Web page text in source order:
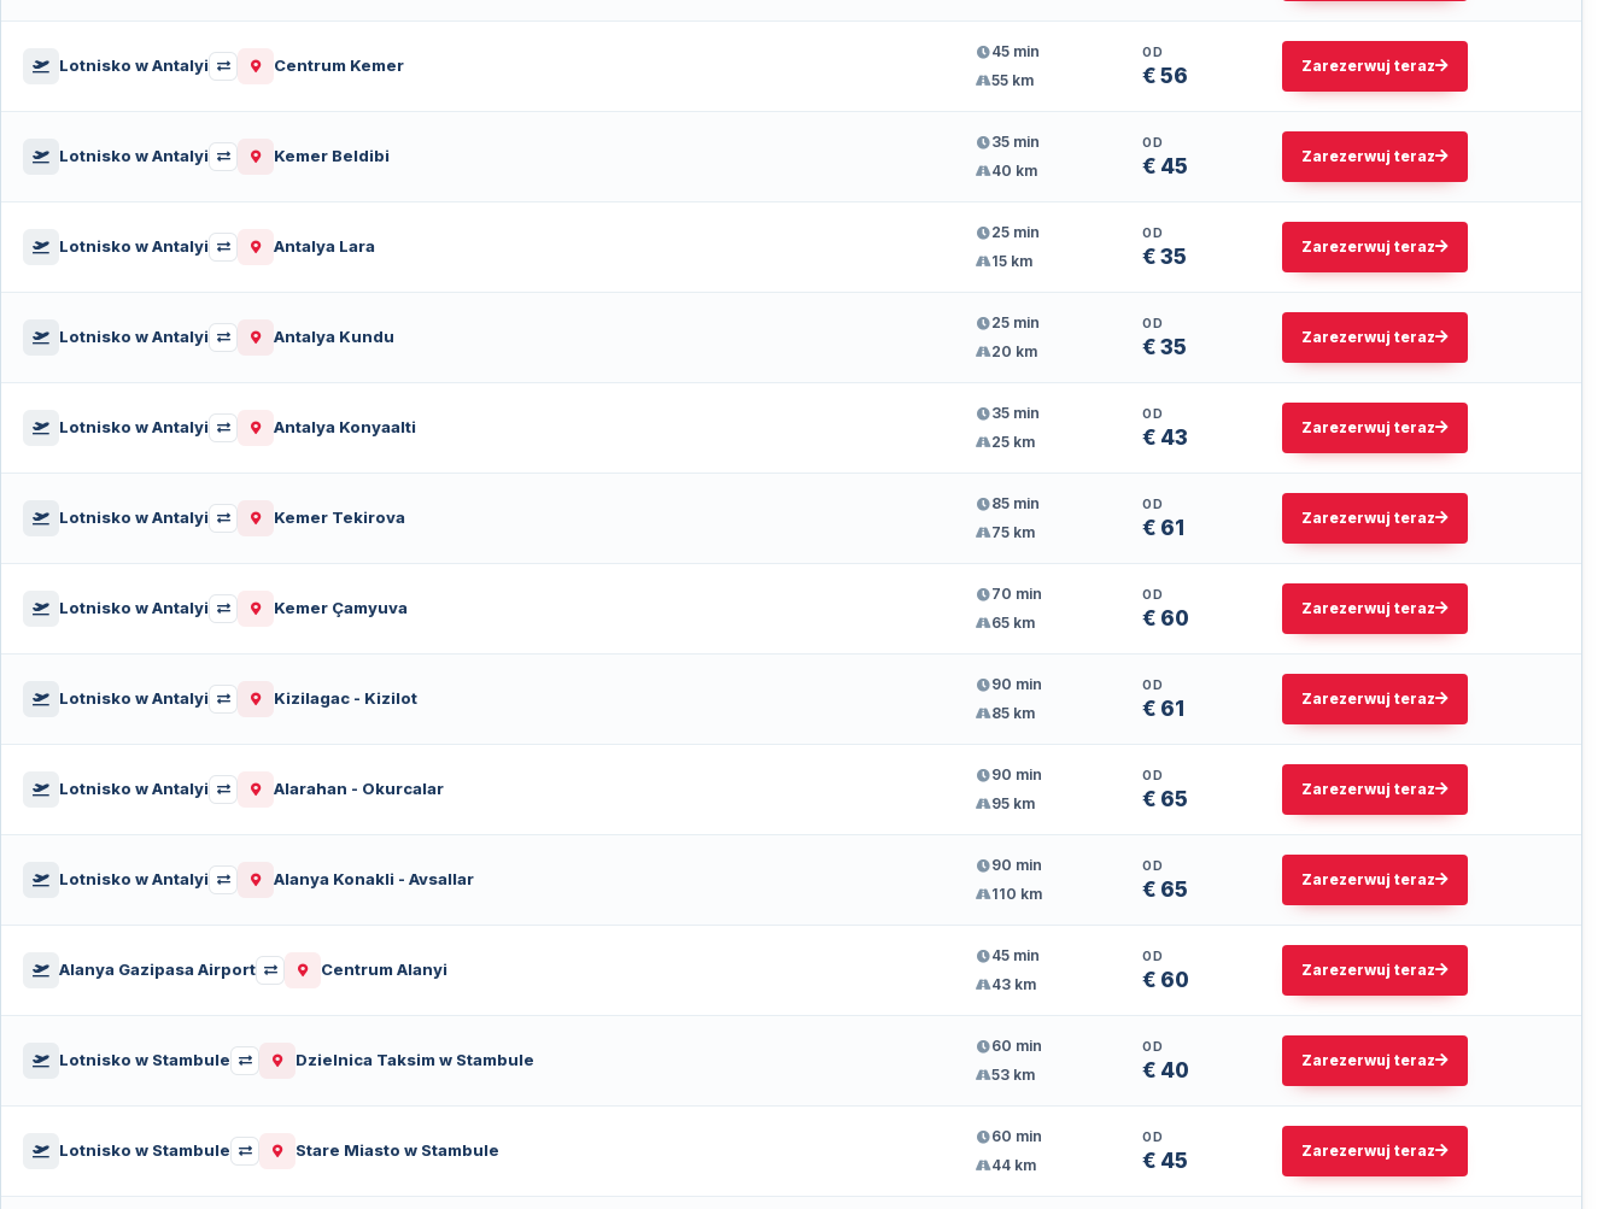
Lotnisko w Antalyi Centrum Kemer
45 min
55 km
OD
€ 56 Zarezerwuj teraz
Lotnisko w Antalyi Kemer Beldibi
35 min
40 km
OD
€ 45 Zarezerwuj teraz
Lotnisko w Antalyi Antalya Lara
25 min
15 km
OD
€ 35 Zarezerwuj teraz
Lotnisko w Antalyi Antalya Kundu
25 min
20 km
OD
€ 35 Zarezerwuj teraz
Lotnisko w Antalyi Antalya Konyaalti
35 min
25 km
OD
€ 43 Zarezerwuj teraz
Lotnisko w Antalyi Kemer Tekirova
85 min
75 km
OD
€ 61 Zarezerwuj teraz
Lotnisko w Antalyi Kemer Çamyuva
70 min
65 km
OD
€ 60 Zarezerwuj teraz
Lotnisko w Antalyi Kizilagac - Kizilot
90 min
85 km
OD
€ 61 Zarezerwuj teraz
Lotnisko w Antalyi Alarahan - Okurcalar
90 min
95 km
OD
€ 65 Zarezerwuj teraz
Lotnisko w Antalyi Alanya Konakli - Avsallar
90 min
110 km
OD
€ 65 Zarezerwuj teraz
Alanya Gazipasa Airport Centrum Alanyi
45 min
43 km
OD
€ 60 Zarezerwuj teraz
Lotnisko w Stambule Dzielnica Taksim w Stambule
60 min
53 km
OD
€ 40 Zarezerwuj teraz
Lotnisko w Stambule Stare Miasto w Stambule
60 min
44 km
OD
€ 45 Zarezerwuj teraz